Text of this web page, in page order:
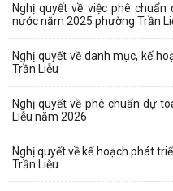
Nghị quyết về việc phê
nước năm 2025 phường Trần
Nghị quyết về danh mục, kế
Trần Liễu
Nghị quyết về phê chuẩn dự
Liễu năm 2026
Nghị quyết về kế hoạch phát
Trần Liễu